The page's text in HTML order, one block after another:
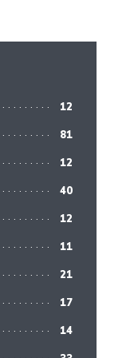
12
81
12
40
12
11
21
17
14